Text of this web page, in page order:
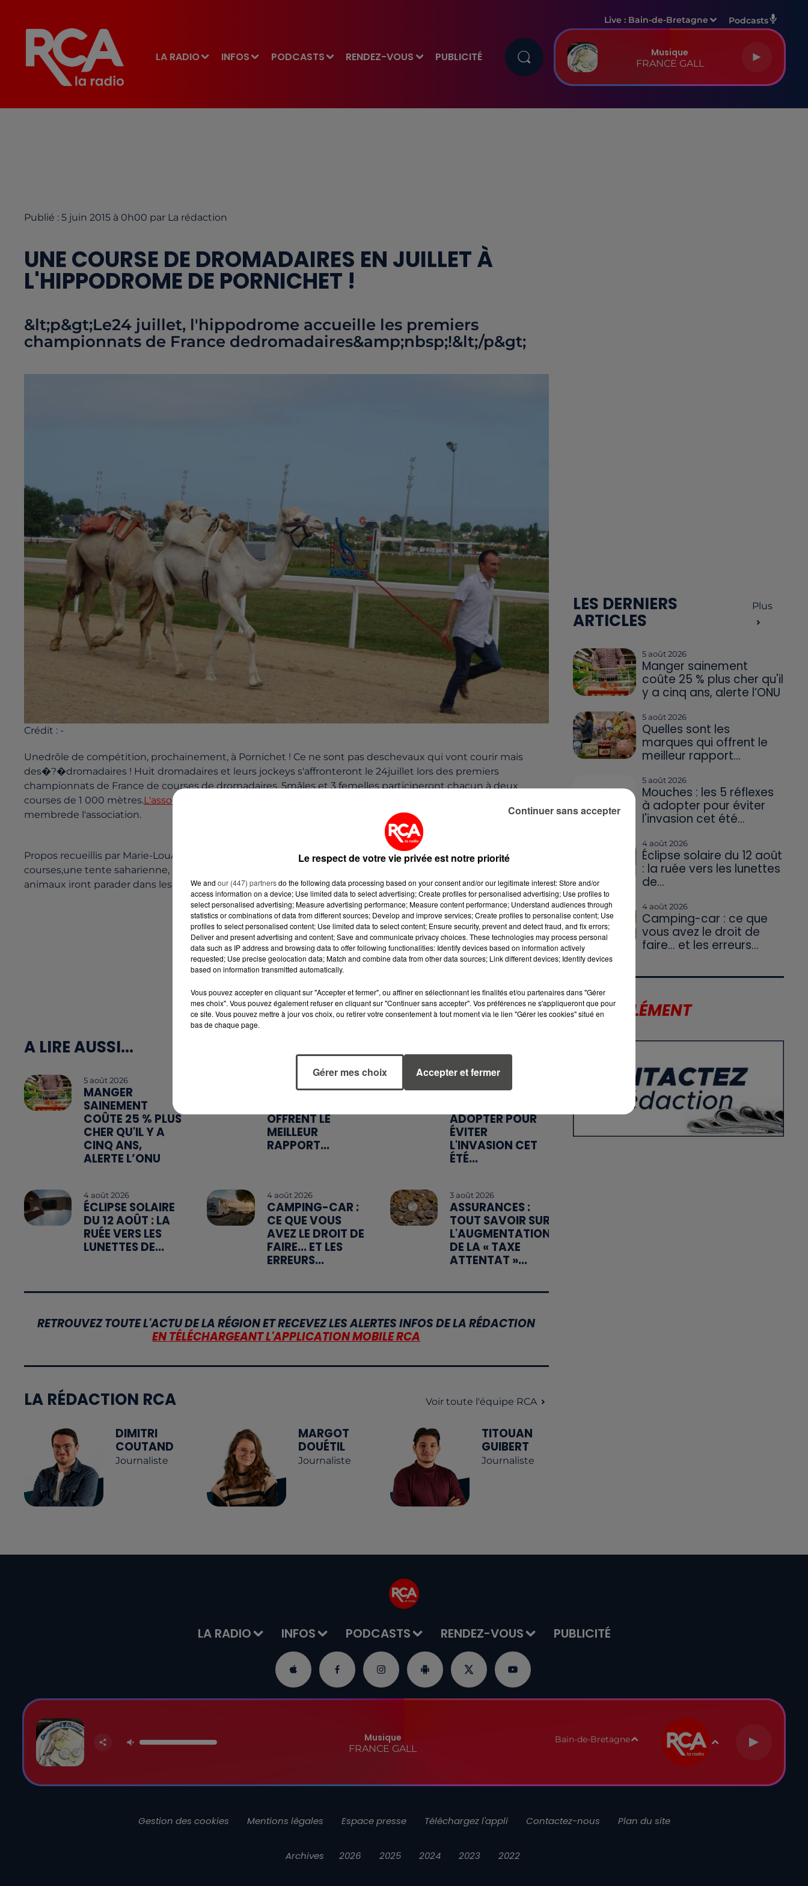
LA RADIO INFOS PODCASTS RENDEZ-VOUS PUBLICITÉ
Live : Bain-de-Bretagne Podcasts
Musique
FRANCE GALL
Publié : 5 juin 2015 à 0h00 par La rédaction
UNE COURSE DE DROMADAIRES EN JUILLET À
L'HIPPODROME DE PORNICHET !
&lt;p&gt;Le24 juillet, l'hippodrome accueille les premiers
championnats de France dedromadaires&amp;nbsp;!&lt;/p&gt;
Crédit : -
Unedrôle de compétition, prochainement, à Pornichet ! Ce ne sont pas deschevaux qui vont courir mais
des�?�dromadaires ! Huit dromadaires et leurs jockeys s'affronteront le 24juillet lors des premiers
championnats de France de courses de dromadaires. 5mâles et 3 femelles participeront chacun à deux
courses de 1 000 mètres.L'association Dromas
membrede l'association.
Propos recueillis par Marie-LouAkeroyd. Rendez-vous donc le vendredi 24 juillet. Sachez qu'entre deux
courses,une tente saharienne, un stand Dromas et une exposition sur le dromadaireseront à découvrir. Et les
animaux iront parader dans les rues de Pornichetquelques jours avant la course.
A LIRE AUSSI...
5 août 2026
MANGER
SAINEMENT
COÛTE 25 % PLUS
CHER QU'IL Y A
CINQ ANS,
ALERTE L’ONU
QUELLES SONT
OFFRENT LE
MEILLEUR
RAPPORT...
MOUCHES : LES 5
ADOPTER POUR
ÉVITER
L'INVASION CET
ÉTÉ...
4 août 2026
ÉCLIPSE SOLAIRE
DU 12 AOÛT : LA
RUÉE VERS LES
LUNETTES DE...
4 août 2026
CAMPING-CAR :
CE QUE VOUS
AVEZ LE DROIT DE
FAIRE... ET LES
ERREURS...
3 août 2026
ASSURANCES :
TOUT SAVOIR SUR
L'AUGMENTATION
DE LA « TAXE
ATTENTAT »...
RETROUVEZ TOUTE L'ACTU DE LA RÉGION ET RECEVEZ LES ALERTES INFOS DE LA RÉDACTION
EN TÉLÉCHARGEANT L'APPLICATION MOBILE RCA
LA RÉDACTION RCA Voir toute l'équipe RCA
DIMITRI
COUTAND
Journaliste
MARGOT
DOUÉTIL
Journaliste
TITOUAN
GUIBERT
Journaliste
LES DERNIERS
ARTICLES
Plus
5 août 2026
Manger sainement
coûte 25 % plus cher qu'il
y a cinq ans, alerte l’ONU
5 août 2026
Quelles sont les
marques qui offrent le
meilleur rapport...
5 août 2026
Mouches : les 5 réflexes
à adopter pour éviter
l'invasion cet été...
4 août 2026
Éclipse solaire du 12 août
: la ruée vers les lunettes
de...
4 août 2026
Camping-car : ce que
vous avez le droit de
faire... et les erreurs...
LE SUPPLÉMENT
LA RADIO INFOS PODCASTS RENDEZ-VOUS PUBLICITÉ
Musique
FRANCE GALL
Bain-de-Bretagne
Gestion des cookies Mentions légales Espace presse Téléchargez l'appli Contactez-nous Plan du site
Archives 2026 2025 2024 2023 2022
Le respect de votre vie privée est notre priorité
We and our (447) partnersdo the following data processing based on your consent and/or our legitimate interest: Store and/or
access information on a device; Use limited data to select advertising; Create profiles for personalised advertising; Use profiles to
select personalised advertising; Measure advertising performance; Measure content performance; Understand audiences through
statistics or combinations of data from different sources; Develop and improve services; Create profiles to personalise content; Use
profiles to select personalised content; Use limited data to select content; Ensure security, prevent and detect fraud, and fix errors;
Deliver and present advertising and content; Save and communicate privacy choices. These technologies may process personal
data such as IP address and browsing data to offer following functionalities: Identify devices based on information actively
requested; Use precise geolocation data; Match and combine data from other data sources; Link different devices; Identify devices
based on information transmitted automatically.
Vous pouvez accepter en cliquant sur "Accepter et fermer", ou affiner en sélectionnant les finalités et/ou partenaires dans "Gérer
mes choix". Vous pouvez également refuser en cliquant sur "Continuer sans accepter". Vos préférences ne s'appliqueront que pour
ce site. Vous pouvez mettre à jour vos choix, ou retirer votre consentement à tout moment via le lien "Gérer les cookies" situé en
bas de chaque page.
Gérer mes choix Accepter et fermer
Continuer sans accepter